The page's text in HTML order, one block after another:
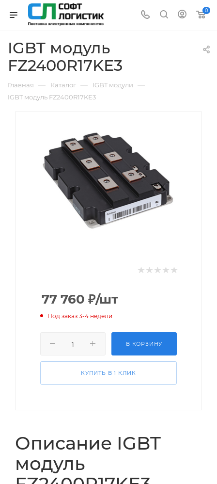
0
IGBT модуль
FZ2400R17KE3
Главная — Каталог — IGBT модули —
IGBT модуль FZ2400R17KE3
77 760 ₽/шт
Под заказ 3-4 недели
В КОРЗИНУ
КУПИТЬ В 1 КЛИК
Описание IGBT
модуль